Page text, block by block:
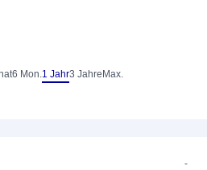
6 Mon.1 Jahr3 Jahre Max.
-